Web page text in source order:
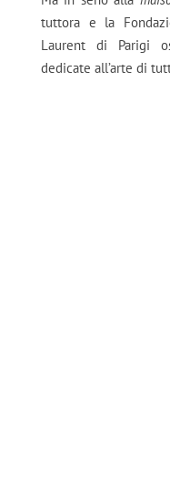
tuttora e la
Laurent di Parigi
dedicate all’arte di